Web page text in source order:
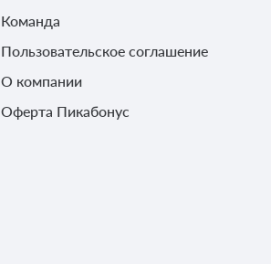
Команда
Пользовательское соглашение
О компании
Оферта Пикабонус